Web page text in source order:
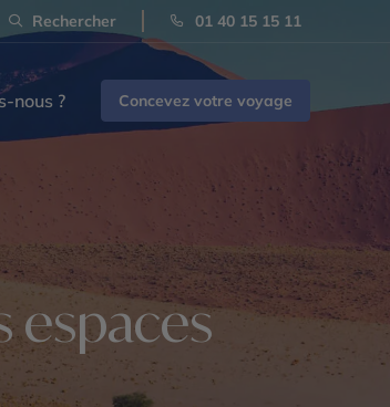
Rechercher 01 40 15 15 11
nous ? Concevez votre voyage
espaces